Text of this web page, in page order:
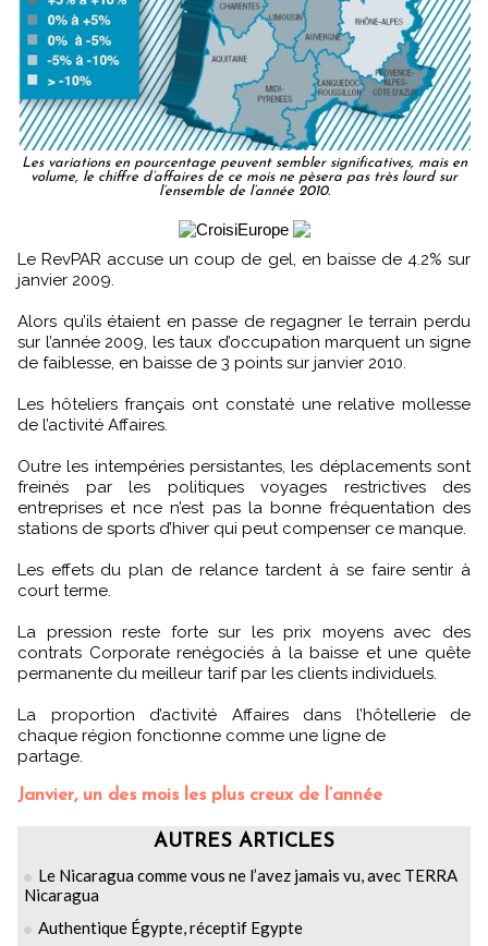
Les variations en pourcentage peuvent sembler significatives, mais en
volume, le chiffre d’affaires de ce mois ne pèsera pas très lourd sur
l’ensemble de l’année 2010.
Le RevPAR accuse un coup de gel, en baisse de 4.2% sur
janvier 2009.
Alors qu’ils étaient en passe de regagner le terrain perdu
sur l’année 2009, les taux d’occupation marquent un signe
de faiblesse, en baisse de 3 points sur janvier 2010.
Les hôteliers français ont constaté une relative mollesse
de l’activité Affaires.
Outre les intempéries persistantes, les déplacements sont
freinés par les politiques voyages restrictives des
entreprises et nce n’est pas la bonne fréquentation des
stations de sports d’hiver qui peut compenser ce manque.
Les effets du plan de relance tardent à se faire sentir à
court terme.
La pression reste forte sur les prix moyens avec des
contrats Corporate renégociés à la baisse et une quête
permanente du meilleur tarif par les clients individuels.
La proportion d’activité Affaires dans l’hôtellerie de
chaque région fonctionne comme une ligne de
partage.
Janvier, un des mois les plus creux de l’année
AUTRES ARTICLES
Le Nicaragua comme vous ne l’avez jamais vu, avec TERRA
Nicaragua
Authentique Égypte, réceptif Egypte